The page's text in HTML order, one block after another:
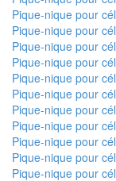
Pique-nique pour
Pique-nique pour
Pique-nique pour
Pique-nique pour
Pique-nique pour
Pique-nique pour
Pique-nique pour
Pique-nique pour
Pique-nique pour
Pique-nique pour
Pique-nique pour